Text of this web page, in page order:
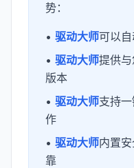
势：
• 驱动大师可以
• 驱动大师提供
版本
• 驱动大师支持
作
• 驱动大师内置
靠